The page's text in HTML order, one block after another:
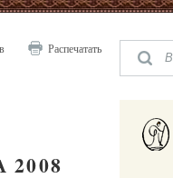
Распечатать